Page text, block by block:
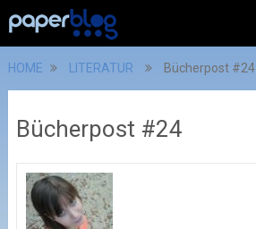
HOME LITERATUR Bücherpost #24
Bücherpost #24